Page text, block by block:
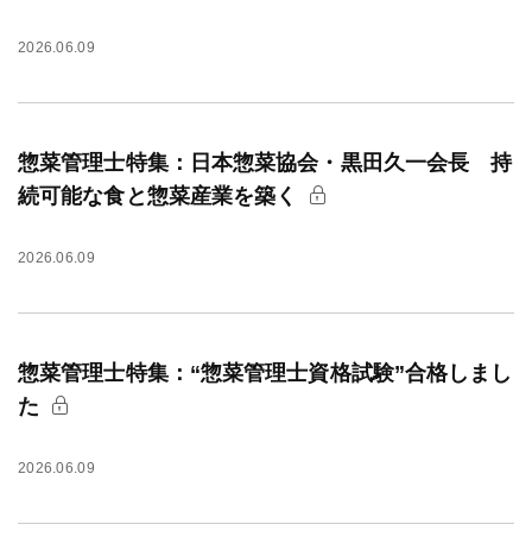
2026.06.09
惣菜管理士特集：日本惣菜協会・黒田久一会長 持
続可能な食と惣菜産業を築く
2026.06.09
惣菜管理士特集：“惣菜管理士資格試験”合格しまし
た
2026.06.09